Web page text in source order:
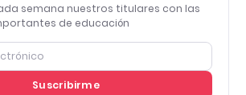
semana nuestros titulares con las
de educación
Suscribirme